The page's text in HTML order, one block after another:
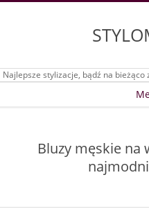
Najlepsze stylizacje, bądź na
Bluzy męskie na